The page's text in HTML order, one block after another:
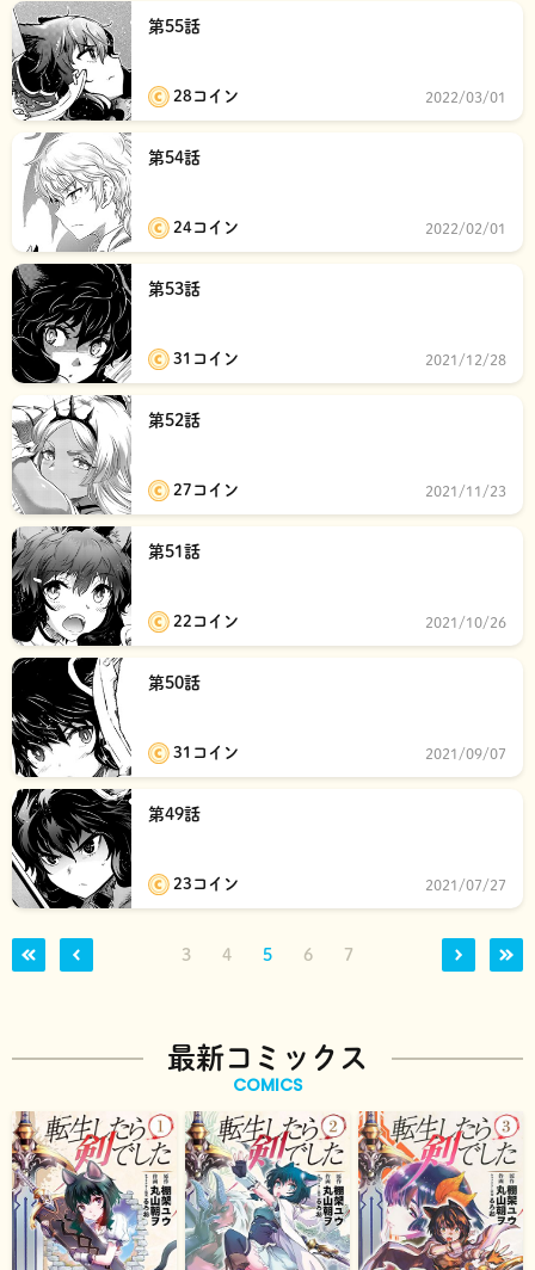
第55話
28コイン 2022/03/01
第54話
24コイン 2022/02/01
第53話
31コイン 2021/12/28
第52話
27コイン 2021/11/23
第51話
22コイン 2021/10/26
第50話
31コイン 2021/09/07
第49話
23コイン 2021/07/27
3 4 5 6 7
最新コミックス
COMICS